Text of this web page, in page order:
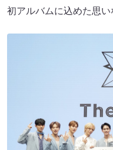
初アルバムに込めた思い